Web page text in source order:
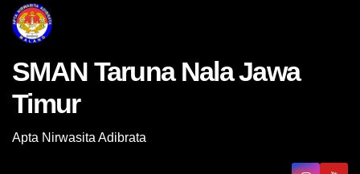
SMAN Taruna Nala Jawa
Timur
Apta Nirwasita Adibrata